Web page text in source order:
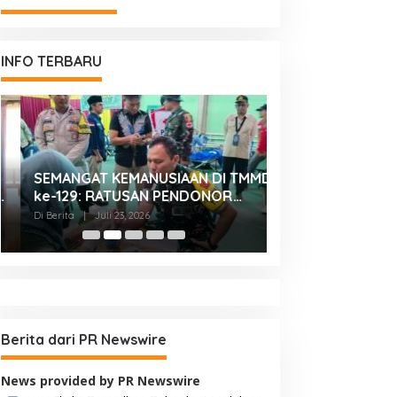
INFO TERBARU
SEMANGAT KEMANUSIAAN DI TMMD
ke-129: RATUSAN PENDONOR
PENUHI KEBUTUHAAN STOK DARAH
Di Berita | Juli 23, 2026
Berita dari PR Newswire
News provided by PR Newswire